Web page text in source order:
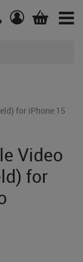
for iPhone 15
Video
for